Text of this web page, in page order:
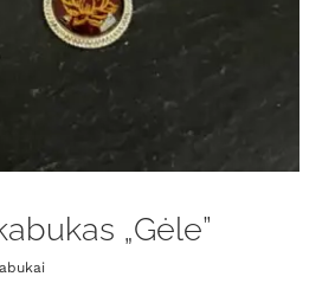
„Gėle”